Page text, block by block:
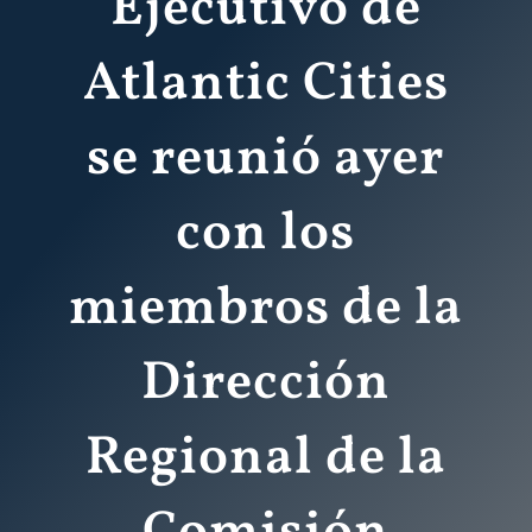
Atlantic Cities
se reunió ayer
con los
miembros de la
Dirección
Regional de la